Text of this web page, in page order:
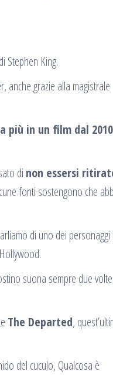
Stephen King.
grazie alla magistrale
più in un film dal 2010
di non essersi
fonti sostengono che
di uno dei personaggi
suona sempre due
The Departed,
del cuculo, Qualcosa è